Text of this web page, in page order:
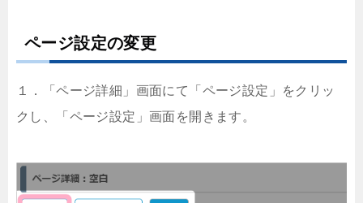
ページ設定の変更
１．「ページ詳細」画面にて「ページ設定」をクリッ
クし、「ページ設定」画面を開きます。